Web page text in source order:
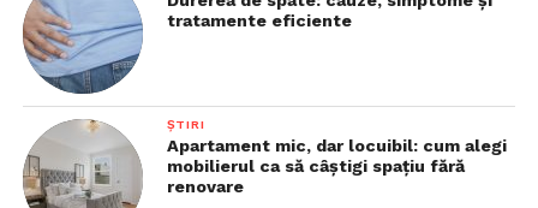
tratamente eficiente
ȘTIRI
Apartament mic, dar locuibil: cum alegi
mobilierul ca să câștigi spațiu fără
renovare